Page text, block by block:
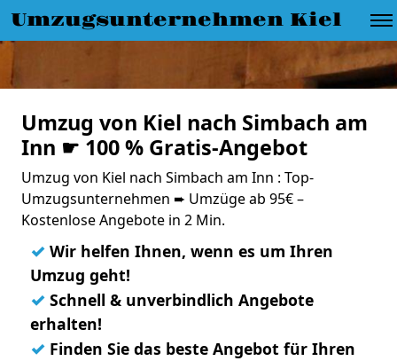
Umzugsunternehmen Kiel
Umzug von Kiel nach Simbach am
Inn ☛ 100 % Gratis-Angebot
Umzug von Kiel nach Simbach am Inn : Top-
Umzugsunternehmen ➨ Umzüge ab 95€ –
Kostenlose Angebote in 2 Min.
✓ Wir helfen Ihnen, wenn es um Ihren
Umzug geht!
✓ Schnell & unverbindlich Angebote
erhalten!
✓ Finden Sie das beste Angebot für Ihren